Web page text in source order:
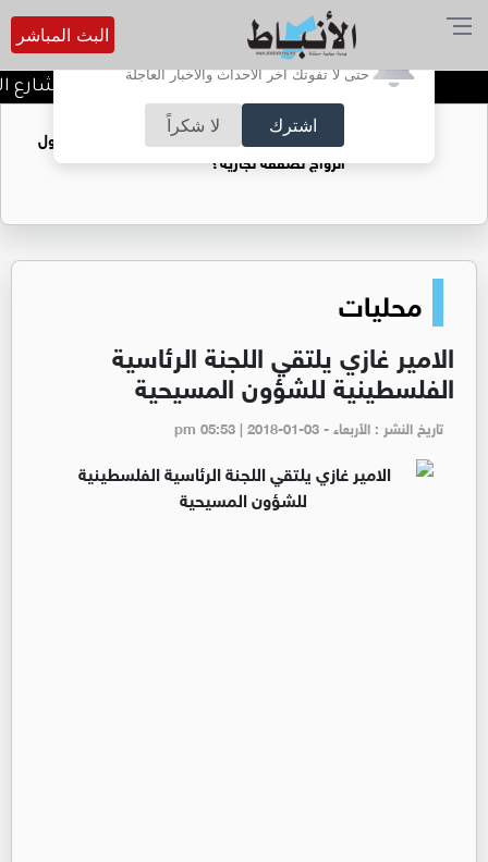
أترغب في تفعيل الإشعارات؟
حتى لا تفوتك آخر الأحداث والأخبار العاجلة
اشترك لا شكراً
البث المباشر
توقيف شبكات دعارة في شارع
فتيات يستغللنه لتحقيق مكاسب مادية.. هل تحول
الزواج لصفقة تجارية؟
محليات
الامير غازي يلتقي اللجنة الرئاسية
الفلسطينية للشؤون المسيحية
تاريخ النشر : الأربعاء - pm 05:53 | 2018-01-03